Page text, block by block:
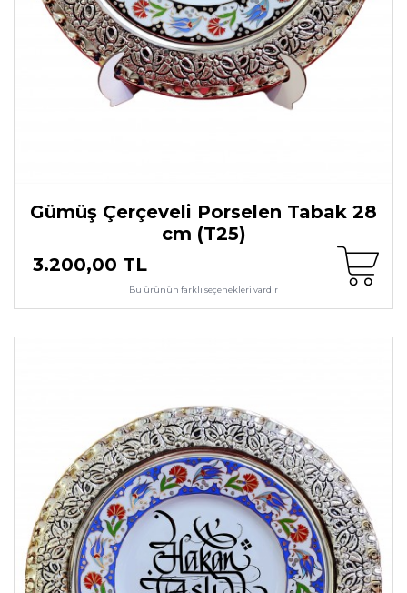
Gümüş Çerçeveli Porselen Tabak 28
cm (T25)
3.200,00 TL
Bu ürünün farklı seçenekleri vardır